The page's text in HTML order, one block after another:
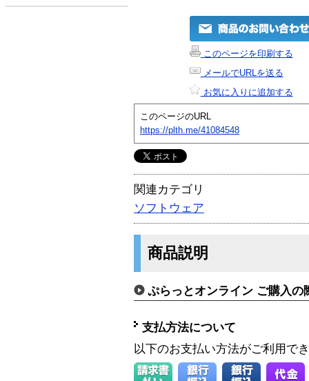
このページを印刷する
メールでURLを送る
お気に入りに追加する
このページのURL
https://plth.me/41084548
関連カテゴリ
ソフトウェア
商品説明
ぷらっとオンライン ご購入の
支払方法について
以下のお支払い方法がご利用で